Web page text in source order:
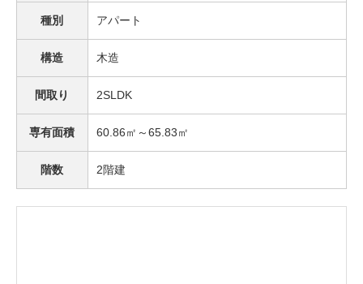
種別 アパート
構造 木造
間取り 2SLDK
専有面積 60.86㎡～65.83㎡
階数 2階建